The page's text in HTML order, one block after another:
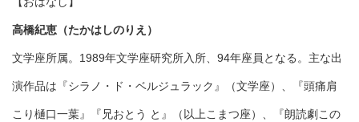
高橋紀恵（たかはしのりえ）
文学座所属。1989年文学座研究所入所、94年座員となる。主な出
演作品は『シラノ・ド・ベルジュラック』（文学座）、『頭痛肩
こり樋口一葉』『兄おとう と』（以上こまつ座）、『朗読劇この